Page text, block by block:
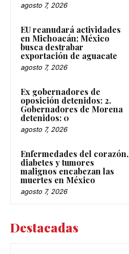
agosto 7, 2026
EU reanudará actividades
en Michoacán; México
busca destrabar
exportación de aguacate
agosto 7, 2026
Ex gobernadores de
oposición detenidos: 2.
Gobernadores de Morena
detenidos: 0
agosto 7, 2026
Enfermedades del corazón,
diabetes y tumores
malignos encabezan las
muertes en México
agosto 7, 2026
Destacadas